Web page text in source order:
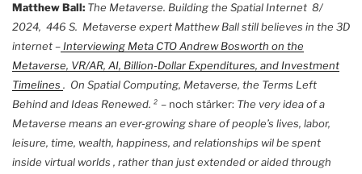
Matthew Ball: The Metaverse. Building the Spatial Internet 8/
2024, 446 S. Metaverse expert Matthew Ball still believes in the 3D
internet – Interviewing Meta CTO Andrew Bosworth on the
Metaverse, VR/AR, AI, Billion-Dollar Expenditures, and Investment
Timelines . On Spatial Computing, Metaverse, the Terms Left
Behind and Ideas Renewed. ² – noch stärker: The very idea of a
Metaverse means an ever-growing share of people’s lives, labor,
leisure, time, wealth, happiness, and relationships wil be spent
inside virtual worlds , rather than just extended or aided through